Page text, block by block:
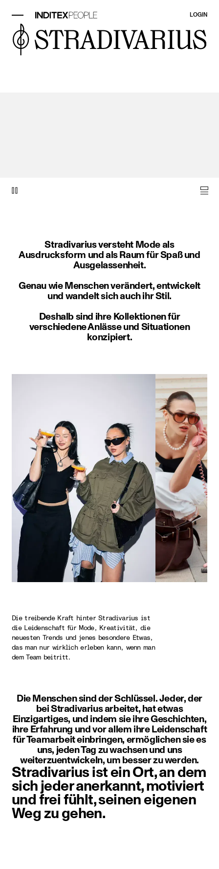
LOGIN
Stradivarius versteht Mode als
Ausdrucksform und als Raum für Spaß und
Ausgelassenheit.
Genau wie Menschen verändert, entwickelt
und wandelt sich auch ihr Stil.
Deshalb sind ihre Kollektionen für
verschiedene Anlässe und Situationen
konzipiert.
Die treibende Kraft hinter Stradivarius ist
die Leidenschaft für Mode, Kreativität, die
neuesten Trends und jenes besondere Etwas,
das man nur wirklich erleben kann, wenn man
dem Team beitritt.
Die Menschen sind der Schlüssel. Jeder, der
bei Stradivarius arbeitet, hat etwas
Einzigartiges, und indem sie ihre Geschichten,
ihre Erfahrung und vor allem ihre Leidenschaft
für Teamarbeit einbringen, ermöglichen sie es
uns, jeden Tag zu wachsen und uns
weiterzuentwickeln, um besser zu werden.
Stradivarius ist ein Ort, an dem
sich jeder anerkannt, motiviert
und frei fühlt, seinen eigenen
Weg zu gehen.